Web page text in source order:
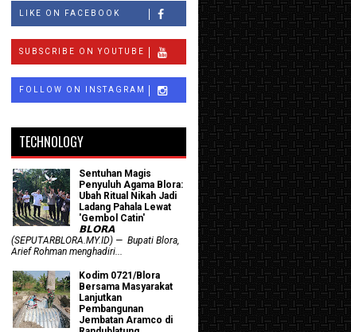
LIKE ON FACEBOOK
SUBSCRIBE ON YOUTUBE
FOLLOW ON INSTAGRAM
TECHNOLOGY
Sentuhan Magis
Penyuluh Agama Blora:
Ubah Ritual Nikah Jadi
Ladang Pahala Lewat
'Gembol Catin'
𝗕𝗟𝗢𝗥𝗔
(SEPUTARBLORA.MY.ID) — Bupati Blora,
Arief Rohman menghadiri...
Kodim 0721/Blora
Bersama Masyarakat
Lanjutkan
Pembangunan
Jembatan Aramco di